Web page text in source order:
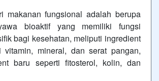
makanan fungsional adalah berupa
bioaktif yang memiliki fungsi
bagi kesehatan, meliputi ingredient
vitamin, mineral, dan serat pangan,
baru seperti fitosterol, kolin, dan